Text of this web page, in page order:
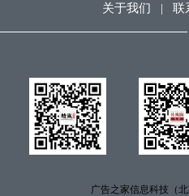
关于我们 | 联
广告之家信息科技（